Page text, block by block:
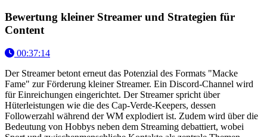
Bewertung kleiner Streamer und Strategien für
Content
00:37:14
Der Streamer betont erneut das Potenzial des Formats "Macke
Fame" zur Förderung kleiner Streamer. Ein Discord-Channel wird
für Einreichungen eingerichtet. Der Streamer spricht über
Hüterleistungen wie die des Cap-Verde-Keepers, dessen
Followerzahl während der WM explodiert ist. Zudem wird über die
Bedeutung von Hobbys neben dem Streaming debattiert, wobei